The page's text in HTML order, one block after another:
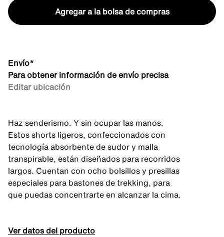
Agregar a la bolsa de compras
Envío*
Para obtener información de envío precisa
Editar ubicación
Haz senderismo. Y sin ocupar las manos.
Estos shorts ligeros, confeccionados con
tecnología absorbente de sudor y malla
transpirable, están diseñados para recorridos
largos. Cuentan con ocho bolsillos y presillas
especiales para bastones de trekking, para
que puedas concentrarte en alcanzar la cima.
Ver datos del producto